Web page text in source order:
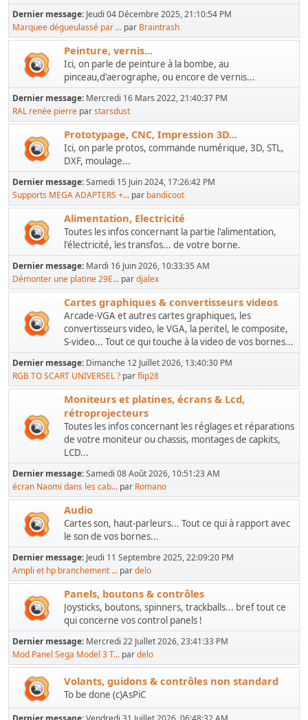
Dernier message: Jeudi 04 Décembre 2025, 21:10:54 PM
Marquee dégueulassé par ... par Braintrash
Peinture, vernis...
Ici, on parle de peinture à la bombe, au
pinceau,d'aerographe, ou encore de vernis...
Dernier message: Mercredi 16 Mars 2022, 21:40:37 PM
RAL renée pierre parstarsdust
Prototypage, CNC, Impression 3D...
Ici, on parle protos, commande numérique, 3D, STL,
DXF, moulage...
Dernier message:Samedi 15 Juin 2024, 17:26:42 PM
Supports MEGA ADAPTERS +... par bandicoot
Alimentation, Electricité
Toutes les infos concernant la partie l'alimentation,
l'électricité, les transfos... de votre borne.
Dernier message: Mardi 16 Juin 2026, 10:33:35 AM
Démonter une platine 29E... pardjalex
Cartes graphiques & convertisseurs videos
Arcade-VGA et autres cartes graphiques, les
convertisseurs video, le VGA, la peritel, le composite,
S-video... Tout ce qui touche à la video de vos bornes...
Dernier message: Dimanche 12 Juillet 2026, 13:40:30 PM
RGB TO SCART UNIVERSEL ? parflip28
Moniteurs et platines, écrans & Lcd,
rétroprojecteurs
Toutes les infos concernant les réglages et réparations
de votre moniteur ou chassis, montages de capkits,
LCD...
Dernier message:Samedi 08 Août 2026, 10:51:23 AM
écran Naomi dans les cab... par Romano
Audio
Cartes son, haut-parleurs... Tout ce qui à rapport avec
le son de vos bornes...
Dernier message: Jeudi 11 Septembre 2025, 22:09:20 PM
Ampli et hp branchement ... pardelo
Panels, boutons & contrôles
Joysticks, boutons, spinners, trackballs... bref tout ce
qui concerne vos control panels !
Dernier message: Mercredi 22 Juillet 2026, 23:41:33 PM
Mod Panel Sega Model 3 T... pardelo
Volants, guidons & contrôles non standard
To be done (c)AsPiC